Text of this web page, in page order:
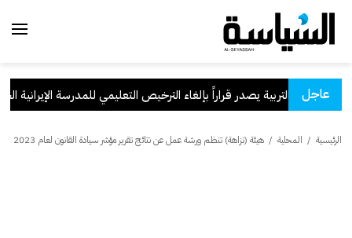
عاجل
وزير التربية يصدر قراراً بإلغاء الترخيص التعليمي للمدرسة الإيرانية
الرئيسية / المحلية / هيئة (نزاهة) تنظم ورشة عمل عن نتائج تقرير مؤشر سيادة القانون لعام 2023